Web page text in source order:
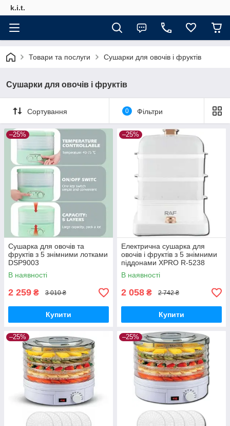
k.i.t.
Товари та послуги Сушарки для овочів і фруктів
Сушарки для овочів і фруктів
Сортування 0 Фільтри
–25%
Сушарка для овочів та
фруктів з 5 знімними лотками
DSP9003
В наявності
2 259 ₴ 3 010 ₴
Купити
–25%
Електрична сушарка для
овочів і фруктів з 5 знімними
піддонами XPRO R-5238
(41053-R 5238_1932)
В наявності
2 058 ₴ 2 742 ₴
Купити
–25% –25%